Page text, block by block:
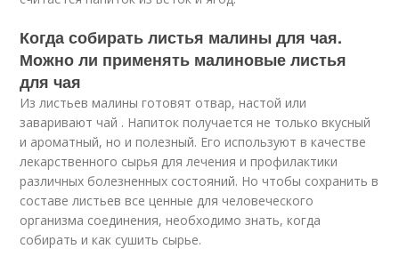
Когда собирать листья малины для чая.
Можно ли применять малиновые листья
для чая
Из листьев малины готовят отвар, настой или
заваривают чай . Напиток получается не только вкусный
и ароматный, но и полезный. Его используют в качестве
лекарственного сырья для лечения и профилактики
различных болезненных состояний. Но чтобы сохранить в
составе листьев все ценные для человеческого
организма соединения, необходимо знать, когда
собирать и как сушить сырье.